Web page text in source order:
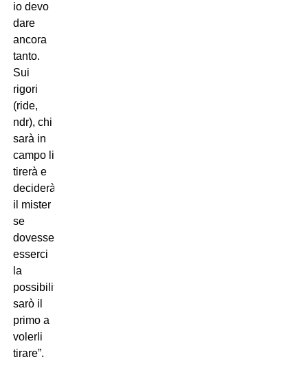
io devo
dare
ancora
tanto.
Sui
rigori
(ride,
ndr), chi
sarà in
campo li
tirerà e
deciderà
il mister
se
dovesse
esserci
la
possibilità
sarò il
primo a
volerli
tirare”.